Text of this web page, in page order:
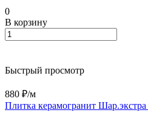
0
В корзину
Быстрый просмотр
880 ₽/м
Плитка керамогранит